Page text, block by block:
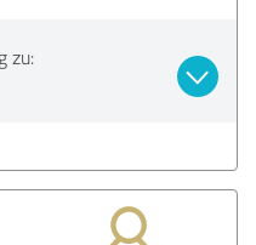
zu: